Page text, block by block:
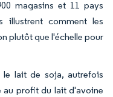
magasins et 11 pays
illustrent comment les
plutôt que l'échelle pour
lait de soja, autrefois
au profit du lait d'avoine